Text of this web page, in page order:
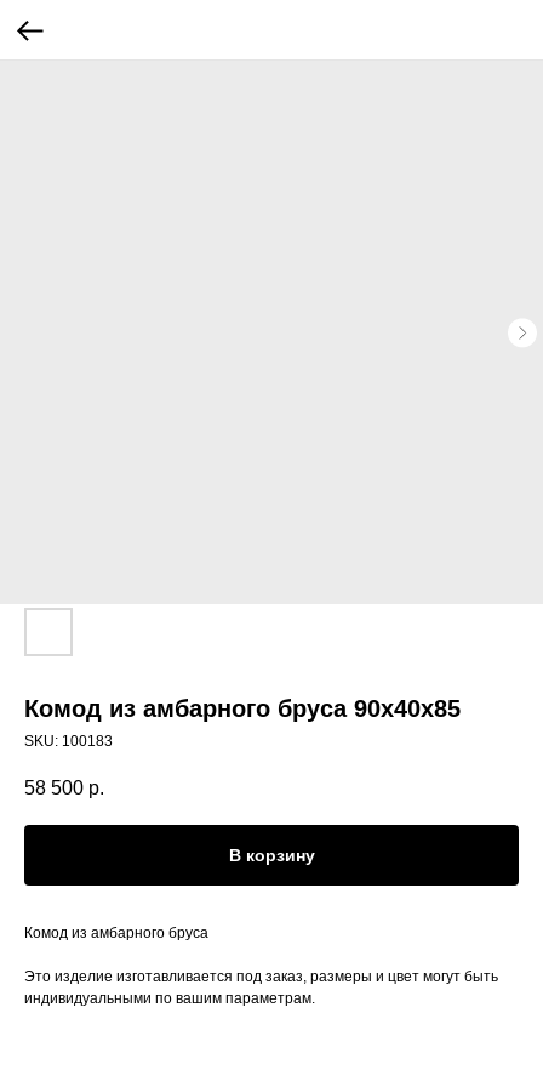
Комод из амбарного бруса 90x40x85
SKU: 100183
58 500 р.
В корзину
Комод из амбарного бруса
Это изделие изготавливается под заказ, размеры и цвет могут быть
индивидуальными по вашим параметрам.